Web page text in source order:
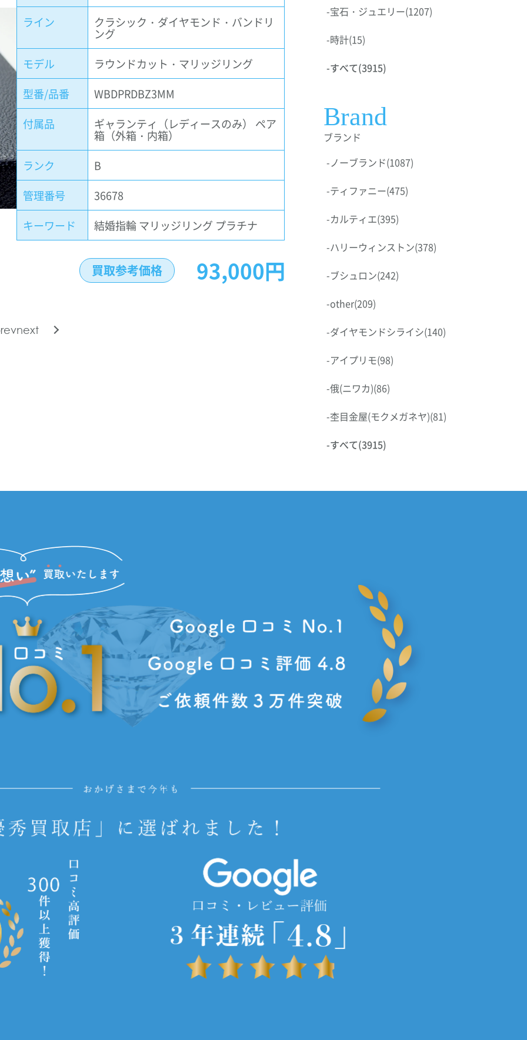
ライン
クラシック・ダイヤモンド・バンドリ
ング
モデル
ラウンドカット・マリッジリング
型番/品番
WBDPRDBZ3MM
付属品
ギャランティ（レディースのみ） ペア
箱（外箱・内箱）
ランク
B
管理番号
36678
キーワード
結婚指輪 マリッジリング プラチナ
買取参考価格 93,000円
next
-宝石・ジュエリー(1207)
-時計(15)
-すべて(3915)
Brand
ブランド
-ノーブランド(1087)
-ティファニー(475)
-カルティエ(395)
-ハリーウィンストン(378)
-ブシュロン(242)
-other(209)
-ダイヤモンドシライシ(140)
-アイプリモ(98)
-俄(ニワカ)(86)
-杢目金屋(モクメガネヤ)(81)
-すべて(3915)